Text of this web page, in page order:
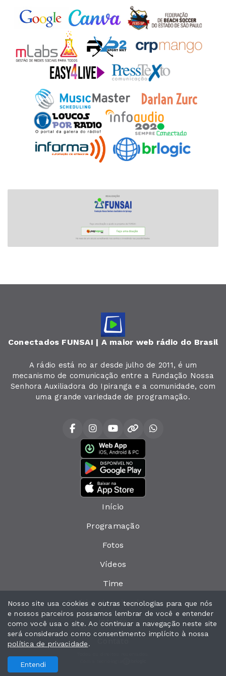
Conectados FUNSAI | A maior web rádio do Brasil
A rádio está no ar desde julho de 2011, é um
mecanismo de comunicação entre a Fundação Nossa
Senhora Auxiliadora do Ipiranga e a comunidade, com
uma grande variedade de programação.
Início
Programação
Fotos
Vídeos
Time
Política de privacidade
Interno
Nosso site usa cookies e outras tecnologias para que nós
e nossos parceiros possamos lembrar de você e entender
como você usa o site. Ao continuar a navegação neste site
será considerado como consentimento implícito à nossa
política de privacidade.
Entendi